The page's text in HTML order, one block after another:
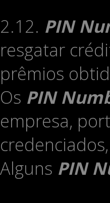
2.12. PIN
resgatar
prêmios
Os PIN
empresa,
Alguns PIN